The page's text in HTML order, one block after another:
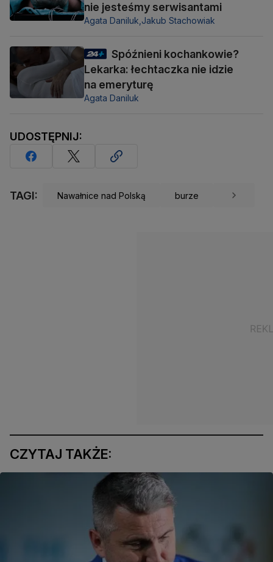
nie jesteśmy serwisantami
Agata Daniluk,Jakub Stachowiak
Spóźnieni kochankowie?
Lekarka: łechtaczka nie idzie
na emeryturę
Agata Daniluk
UDOSTĘPNIJ:
TAGI: Nawałnice nad Polską burze
CZYTAJ TAKŻE: